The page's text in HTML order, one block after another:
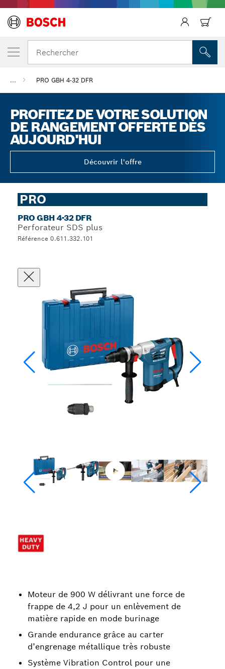
Rechercher
... PRO GBH 4-32 DFR
PROFITEZ DE VOTRE SOLUTION
DE RANGEMENT OFFERTE DÈS
AUJOURD'HUI
Découvrir l'offre
PRO
PRO GBH 4-32 DFR
Perforateur SDS plus
Référence 0.611.332.101
Moteur de 900 W délivrant une force de
frappe de 4,2 J pour un enlèvement de
matière rapide en mode burinage
Grande endurance grâce au carter
d’engrenage métallique très robuste
Système Vibration Control pour une